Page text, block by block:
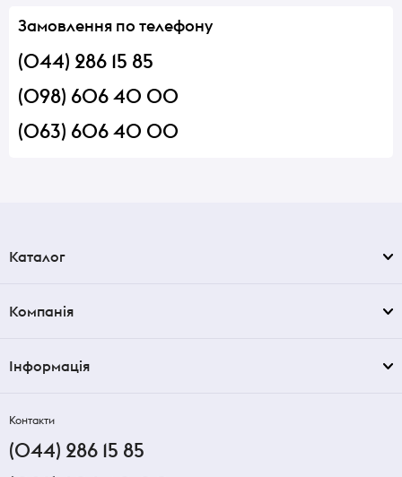
Замовлення по телефону
(044) 286 15 85
(098) 606 40 00
(063) 606 40 00
Каталог
Компанія
Інформація
Контакти
(044) 286 15 85